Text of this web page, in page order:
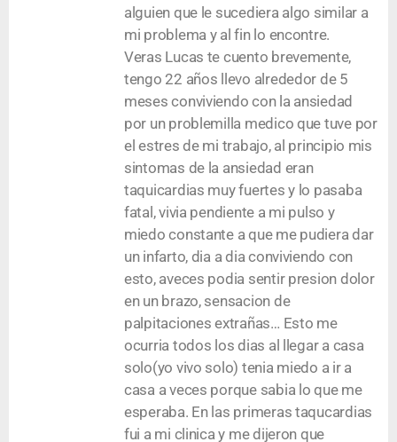
alguien que le sucediera algo similar a
mi problema y al fin lo encontre.
Veras Lucas te cuento brevemente,
tengo 22 años llevo alrededor de 5
meses conviviendo con la ansiedad
por un problemilla medico que tuve por
el estres de mi trabajo, al principio mis
sintomas de la ansiedad eran
taquicardias muy fuertes y lo pasaba
fatal, vivia pendiente a mi pulso y
miedo constante a que me pudiera dar
un infarto, dia a dia conviviendo con
esto, aveces podia sentir presion dolor
en un brazo, sensacion de
palpitaciones extrañas… Esto me
ocurria todos los dias al llegar a casa
solo(yo vivo solo) tenia miedo a ir a
casa a veces porque sabia lo que me
esperaba. En las primeras taqucardias
fui a mi clinica y me dijeron que